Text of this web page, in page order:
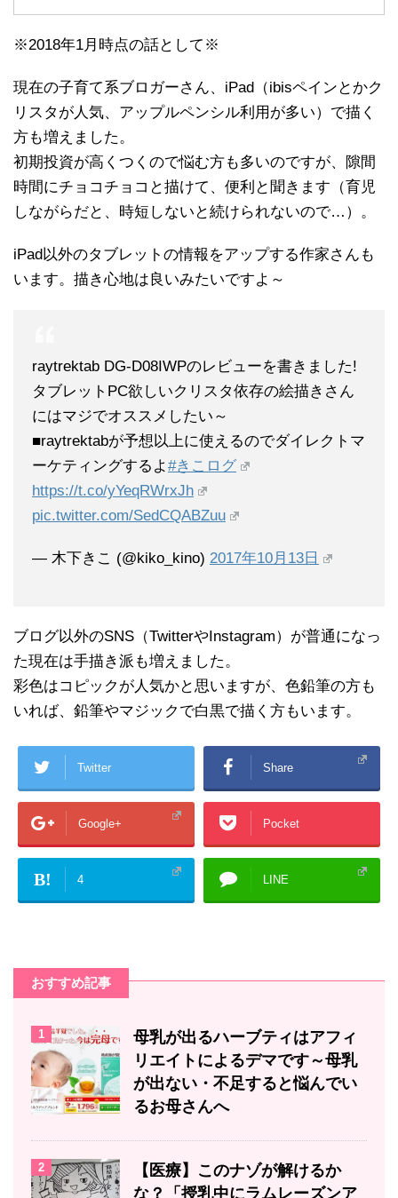
※2018年1月時点の話として※
現在の子育て系ブロガーさん、iPad（ibisペインとかク
リスタが人気、アップルペンシル利用が多い）で描く
方も増えました。
初期投資が高くつくので悩む方も多いのですが、隙間
時間にチョコチョコと描けて、便利と聞きます（育児
しながらだと、時短しないと続けられないので…）。
iPad以外のタブレットの情報をアップする作家さんも
います。描き心地は良いみたいですよ～
raytrektab DG-D08IWPのレビューを書きました!
タブレットPC欲しいクリスタ依存の絵描きさん
にはマジでオススメしたい～
■raytrektabが予想以上に使えるのでダイレクトマ
ーケティングするよ #きこログ
https://t.co/yYeqRWrxJh
pic.twitter.com/SedCQABZuu
— 木下きこ (@kiko_kino) 2017年10月13日
ブログ以外のSNS（TwitterやInstagram）が普通になっ
た現在は手描き派も増えました。
彩色はコピックが人気かと思いますが、色鉛筆の方も
いれば、鉛筆やマジックで白黒で描く方もいます。
Twitter Share
Google+ Pocket
B! 4 LINE
おすすめ記事
1
母乳が出るハーブティはアフィ
リエイトによるデマです～母乳
が出ない・不足すると悩んでい
るお母さんへ
2
【医療】このナゾが解けるか
な？「授乳中にラムレーズンア